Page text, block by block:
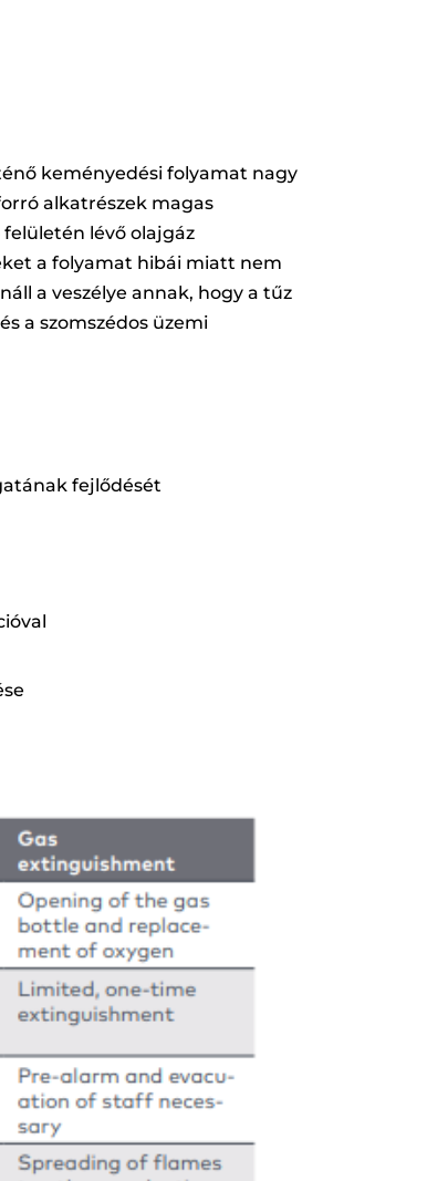
keményedési folyamat nagy
alkatrészek magas
lévő olajgáz
a folyamat hibái miatt nem
a veszélye annak, hogy a tűz
a szomszédos üzemi
fejlődését